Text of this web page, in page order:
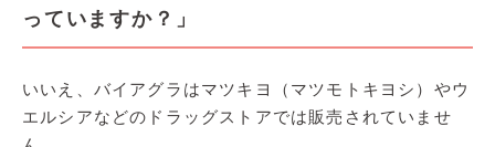
っていますか？」
いいえ、バイアグラはマツキヨ（マツモトキヨシ）やウ
エルシアなどのドラッグストアでは販売されていませ